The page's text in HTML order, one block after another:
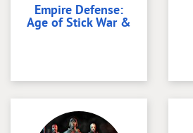
Empire Defense:
Age of Stick War &